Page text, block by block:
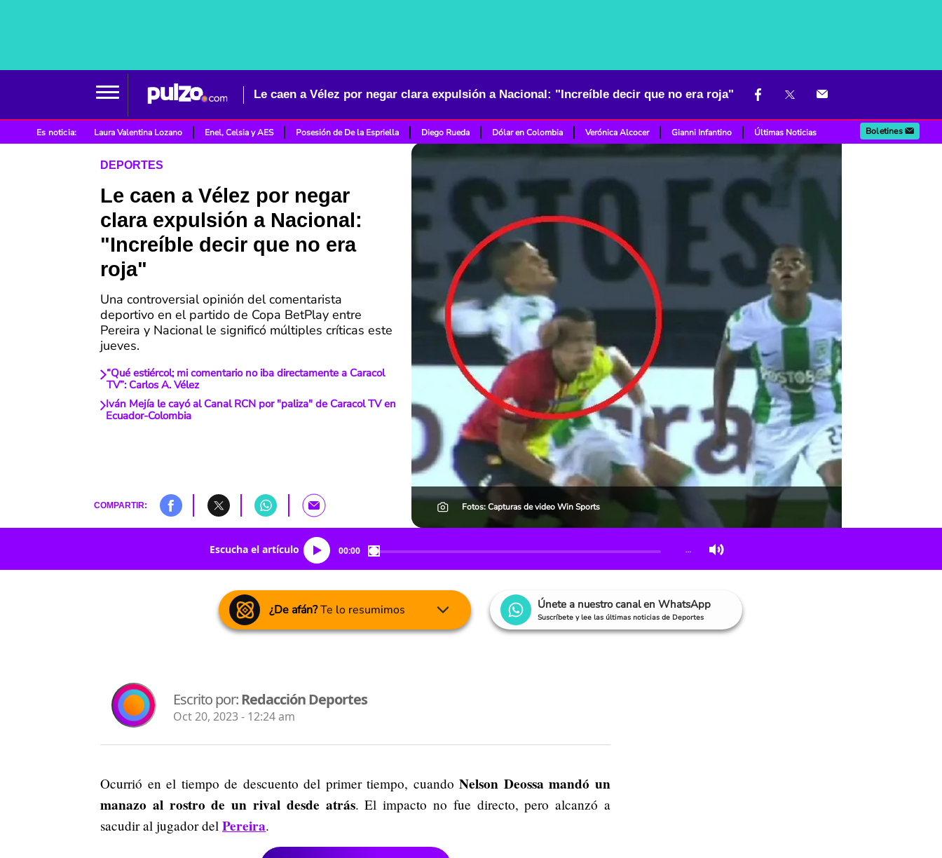
Le caen a Vélez por negar clara expulsión a Nacional: "Increíble decir que no era roja"
Es noticia: Laura Valentina Lozano Enel, Celsia y AES Posesión de De la Espriella Diego Rueda Dólar en Colombia Verónica Alcocer Gianni Infantino Últimas Noticias Boletines
DEPORTES
Le caen a Vélez por negar
clara expulsión a Nacional:
"Increíble decir que no era
roja"
Una controversial opinión del comentarista
deportivo en el partido de Copa BetPlay entre
Pereira y Nacional le significó múltiples críticas este
jueves.
“Qué estiércol; mi comentario no iba directamente a Caracol
TV”: Carlos A. Vélez
Iván Mejía le cayó al Canal RCN por "paliza" de Caracol TV en
Ecuador-Colombia
COMPARTIR: Fotos: Capturas de video Win Sports
Escucha el artículo 00:00 …
¿De afán?Te lo resumimos Únete a nuestro canal en WhatsApp
Suscríbete y lee las últimas noticias de Deportes
Escrito por:Redacción Deportes
Oct 20, 2023 - 12:24 am
Ocurrió en el tiempo de descuento del primer tiempo, cuandoNelson Deossa mandó un
manazo al rostro de un rival desde atrás. El impacto no fue directo, pero alcanzó a
sacudir al jugador del Pereira.